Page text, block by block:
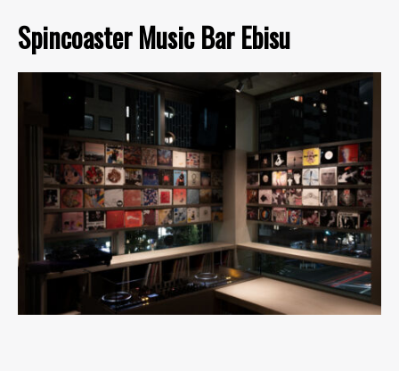
Spincoaster Music Bar Ebisu